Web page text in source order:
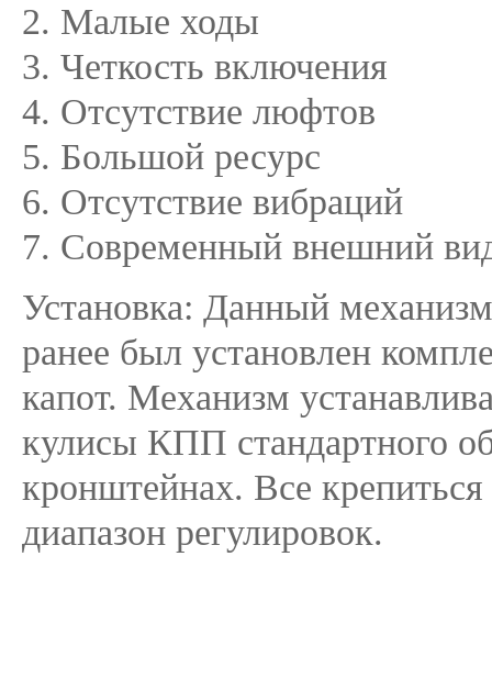
2. Малые ходы
3. Четкость включения
4. Отсутствие люфтов
5. Большой ресурс
6. Отсутствие вибраций
7. Современный внешний
Установка: Данный
ранее был установлен
капот. Механизм
кулисы КПП стандартного
кронштейнах. Все
диапазон регулировок.